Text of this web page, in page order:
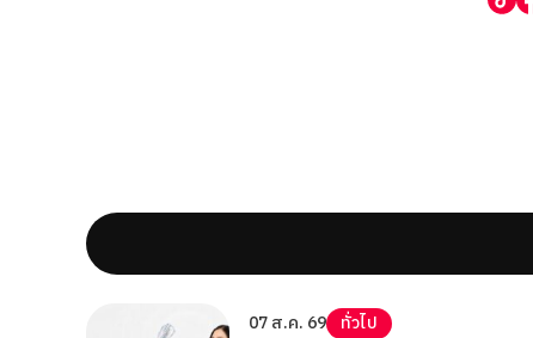
07 ส.ค. 69 ทั่วไป